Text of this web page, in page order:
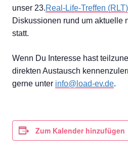
unser 23.Real-Life-Treffen (RLT)
Diskussionen rund um aktuelle
statt.
Wenn Du Interesse hast
direkten Austausch
gerne unter info@load-ev.de.
Zum Kalender hinzufügen